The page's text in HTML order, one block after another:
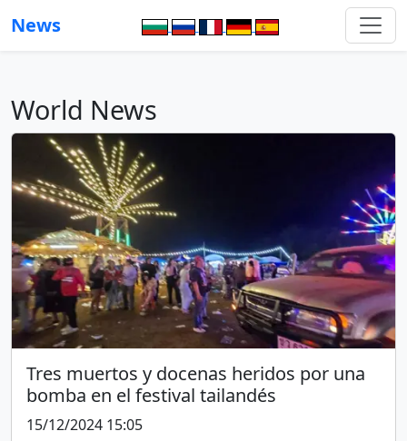
News
World News
Tres muertos y docenas heridos por una
bomba en el festival tailandés
15/12/2024 15:05